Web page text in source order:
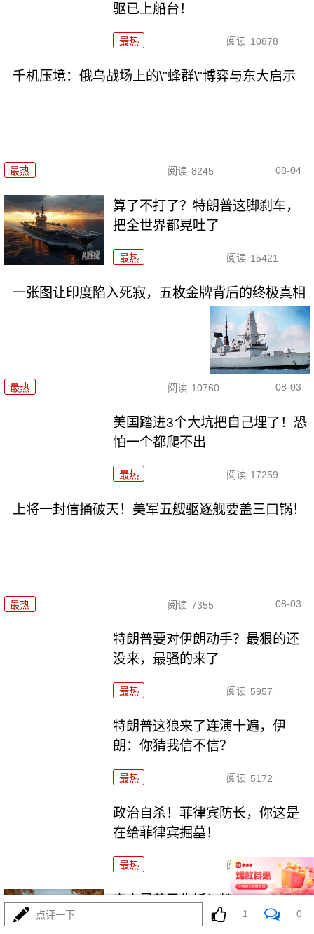
驱已上船台！
最热 阅读 10878
千机压境：俄乌战场上的\"蜂群\"博弈与东大启示
最热 阅读 8245 08-04
算了不打了？特朗普这脚刹车，
把全世界都晃吐了
最热 阅读 15421
一张图让印度陷入死寂，五枚金牌背后的终极真相
最热 阅读 10760 08-03
美国踏进3个大坑把自己埋了！恐
怕一个都爬不出
最热 阅读 17259
上将一封信捅破天！美军五艘驱逐舰要盖三口锅！
最热 阅读 7355 08-03
特朗普要对伊朗动手？最狠的还
没来，最骚的来了
最热 阅读 5957
特朗普这狼来了连演十遍，伊
朗：你猜我信不信？
最热 阅读 5172
政治自杀！菲律宾防长，你这是
在给菲律宾掘墓！
最热 阅读 6988
高市早苗又作妖！特高课卷土重
来，日本三重困境
点评一下 1 0